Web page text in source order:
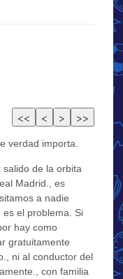
verdad importa.
de la orbita
Madrid., es
a nadie
el problema. Si
hay como
gratuitamente
ni al conductor del
con familia